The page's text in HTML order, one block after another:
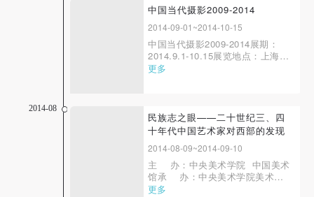
2014年9月12日 上午10：30展览
时间：2014年9月12日— 9月17日
展览地点：中央美术学院...
中国当代摄影2009-2014
2014-09-01~2014-10-15
中国当代摄影2009-2014展期：
2014.9.1-10.15展览地点：上海民
生现代美术馆总策划：王璜生总顾
馆协办：PHOTO SHANGHAI参展
艺术家：刘勃麟、王宁德、王庆
松、缪晓春、胡...
更多
2014-08
民族志之眼——二十世纪三、四
十年代中国艺术家对西部的发现
2014-08-09~2014-09-10
主 办：中央美术学院 中国美术
馆承 办：中央美术学院美术馆
项目策划：胡素馨 黄宗贤 曹庆
更多